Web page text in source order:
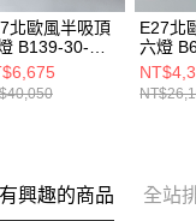
北歐風半吸頂
B139-30-
21241B
E27北
六燈
21262
興趣的商品 全站